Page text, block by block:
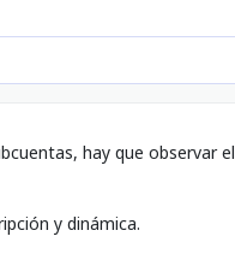
hay que observar el
y dinámica.